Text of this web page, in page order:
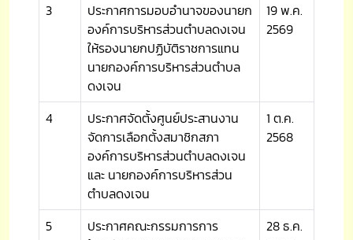
3
ประกาศการมอบอำนาจของนายก
องค์การบริหารส่วนตำบลดงเจน
ให้รองนายกปฏิบัติราชการแทน
นายกองค์การบริหารส่วนตำบล
ดงเจน
19 พ.ค.
2569
4
ประกาศจัดตั้งศูนย์ประสานงาน
จัดการเลือกตั้งสมาชิกสภา
องค์การบริหารส่วนตำบลดงเจน
และ นายกองค์การบริหารส่วน
ตำบลดงเจน
1 ต.ค.
2568
5
ประกาศคณะกรรมการการ
28 ธ.ค.